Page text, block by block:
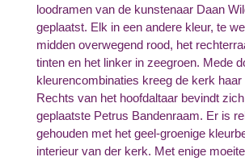
loodramen van de kunstenaar Daan
geplaatst. Elk in een andere kleur, te
midden overwegend rood, het
tinten en het linker in zeegroen. Mede
kleurencombinaties kreeg de kerk haar
Rechts van het hoofdaltaar bevindt
geplaatste Petrus Bandenraam. Er is
gehouden met het geel-groenige
interieur van der kerk. Met enige